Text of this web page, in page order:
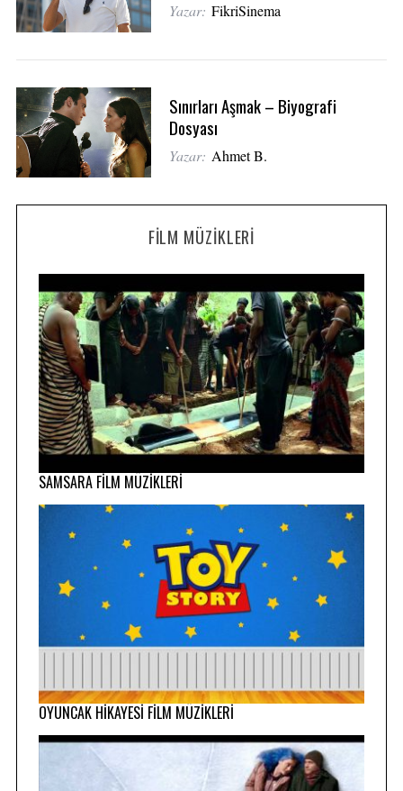
Yazar: FikriSinema
Sınırları Aşmak – Biyografi
Dosyası
Yazar: Ahmet B.
FILM MÜZIKLERI
SAMSARA FİLM MÜZİKLERİ
OYUNCAK HİKAYESİ FİLM MÜZİKLERİ